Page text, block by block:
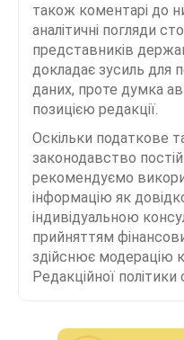
також коментарі до
аналітичні погляди
представників
докладає зусиль для
даних, проте думка
позицією редакції.
Оскільки податкове
законодавство
рекомендуємо
інформацію як
індивідуальною
прийняттям
здійснює модерацію
Редакційної політики